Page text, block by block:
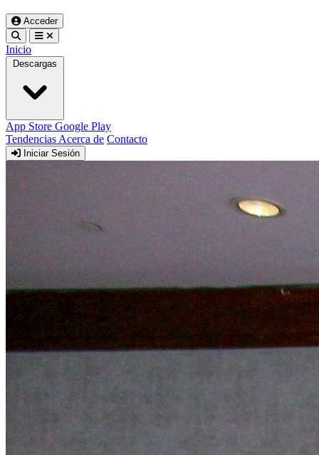
Acceder
Inicio
Descargas
App Store Google Play
Tendencias Acerca de Contacto
Iniciar Sesión